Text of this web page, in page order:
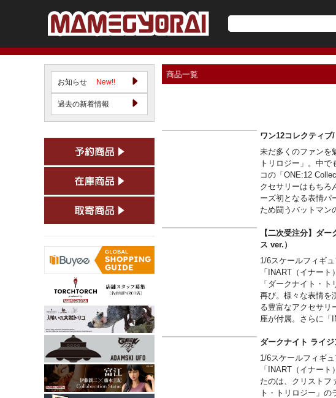
お知らせ New!!
過去の新着情報
商品一覧
ワン12コレクティ
未だ多くのファンを
トリロジー」。中
コの「ONE:12
クセサリーはもちろ
ーズ初となる表情パ
ため闘うバットマン
【二次受注分】ダ
ス ver.）
1/6スケールフィギ
「INART（イナー
「ダークナイト・
再び。様々な表情を
る豊富なアクセサリ
座が付属。さらに「
ダークナイト ライ
1/6スケールフィギ
「INART（イナー
たのは、クリストフ
ト・トリロジー」